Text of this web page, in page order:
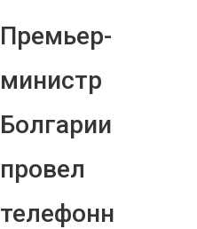
Премьер-
министр
Болгарии
провел
телефонн